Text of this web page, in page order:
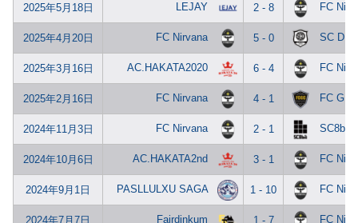
2025年5月18日 LEJAY 2 - 8 FC
2025年4月20日 FC Nirvana 5 - 0 SC
2025年3月16日 AC.HAKATA2020 6 - 4 FC
2025年2月16日 FC Nirvana 4 - 1 FC
2024年11月3日 FC Nirvana 2 - 1 SC8bit
2024年10月6日 AC.HAKATA2nd 3 - 1 FC
2024年9月1日 PASLLULXU SAGA 1 - 10 FC
2024年7月7日 Fairdinkum 1 - 7 FC